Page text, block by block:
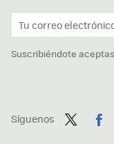
Suscribiéndote
Síguenos